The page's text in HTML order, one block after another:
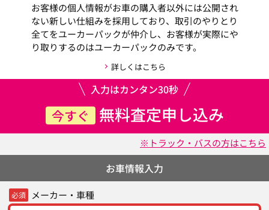
お客様の個人情報がお車の購入者以外には公開され
ない新しい仕組みを採用しており、取引のやりとり
全てをユーカーパックが仲介し、お客様が実際にや
り取りするのはユーカーパックのみです。
詳しくはこちら
入力はカンタン30秒
今すぐ 無料査定申し込み
※トラック・バスの方はこちら
お車情報入力
必須 メーカー・車種